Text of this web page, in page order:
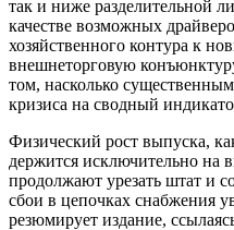
так и ниже разделительной
качестве возможных
хозяйственного контура к
внешнеторговую
том, насколько
кризиса на сводный
Физический рост выпуска,
держится исключительно на
продолжают урезать штат и
сбои в цепочках снабжения
резюмирует издание,